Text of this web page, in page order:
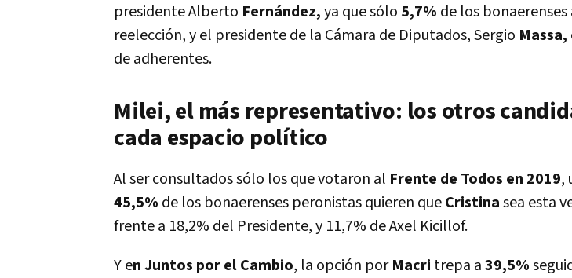
presidente Alberto Fernández,ya que sólo 5,7% de los bonaerenses
reelección, y el presidente de la Cámara de Diputados, Sergio Massa,
de adherentes.
Milei, el más representativo: los otros
cada espacio político
Al ser consultados sólo los que votaron al Frente de Todos en 2019,
45,5% de los bonaerenses peronistas quieren queCristinasea esta
frente a 18,2% del Presidente, y 11,7% de Axel Kicillof.
Y en Juntos por el Cambio, la opción porMacri trepa a39,5%